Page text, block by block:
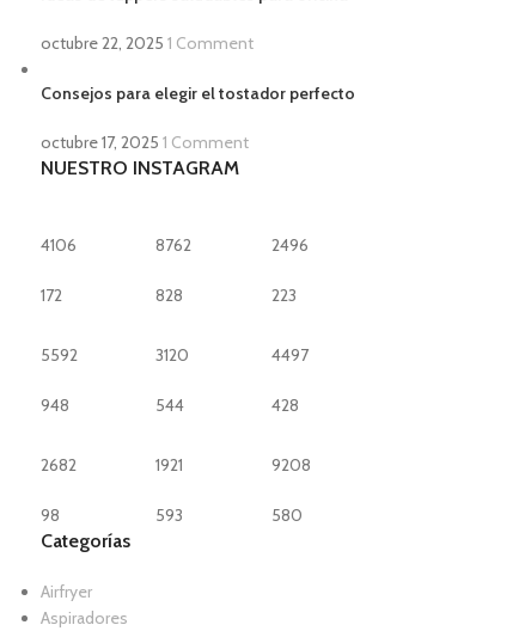
octubre 22, 2025 1 Comment
Consejos para elegir el tostador perfecto
octubre 17, 2025 1 Comment
NUESTRO INSTAGRAM
4106
172
8762
828
2496
223
5592
948
3120
544
4497
428
2682
98
1921
593
9208
580
Categorías
Airfryer
Aspiradores